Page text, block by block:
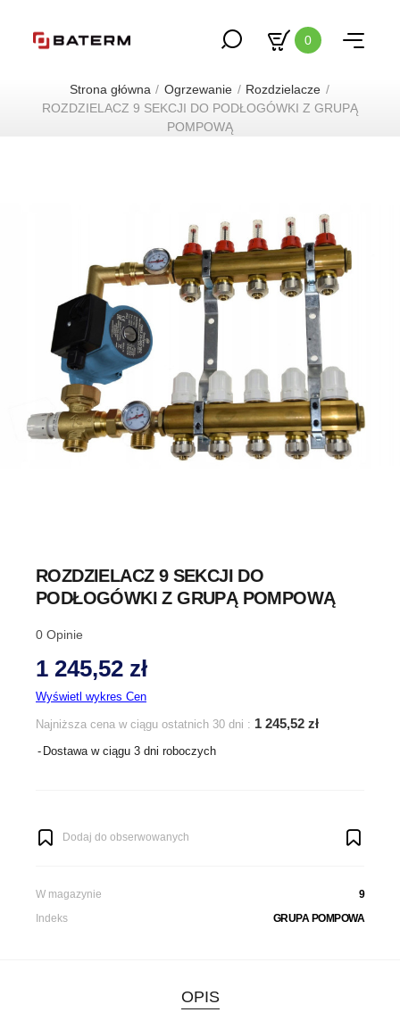
0
Strona główna Ogrzewanie
Rozdzielacze
ROZDZIELACZ 9 SEKCJI DO PODŁOGÓWKI Z GRUPĄ
POMPOWĄ
ROZDZIELACZ 9 SEKCJI DO
PODŁOGÓWKI Z GRUPĄ POMPOWĄ
0 Opinie
1 245,52 zł
Wyświetl wykres Cen
Najniższa cena w ciągu ostatnich 30 dni : 1 245,52 zł
Dostawa w ciągu 3 dni roboczych
Dodaj do obserwowanych
W magazynie
9
Indeks
GRUPA POMPOWA
OPIS